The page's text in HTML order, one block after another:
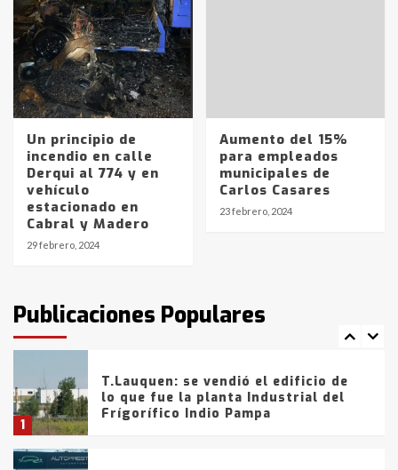
Un principio de
incendio en calle
Derqui al 774 y en
vehículo
estacionado en
Cabral y Madero
29 febrero, 2024
Aumento del 15%
para empleados
municipales de
Carlos Casares
23 febrero, 2024
Publicaciones Populares
4
joven de Trenque Lauquen
Los precios de los combustibles en
La Pampa, desde YPF hasta Axion
entre 857 a 1338 pesos
6
La Bolsa de Cereales de Bahía
Blanca anticipa que Agosto vendrá
con lluvias y heladas, en gran parte
de la provincia
fueron detenidos por
comercialización de drogas en la
tarde del sábado
1
T.Lauquen: se vendió el edificio de
lo que fue la planta Industrial del
Frígorífico Indio Pampa